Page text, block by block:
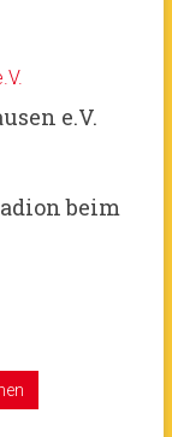
e.V.
beim